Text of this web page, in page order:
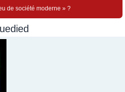
de société moderne » ?